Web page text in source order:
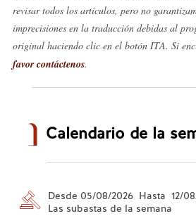
revisar todos los artículos, pero no
imprecisiones en la traducción debidas al
original haciendo clic en el botón ITA. Si
favor contáctenos.
Calendario de la
Desde 05/08/2026 Hasta 12/
Las subastas de la semana